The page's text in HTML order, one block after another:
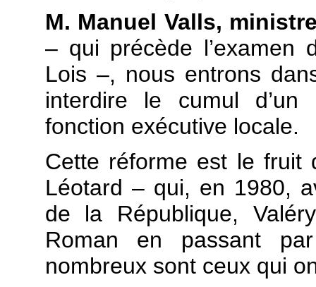
M. Manuel Valls,
– qui précède l’examen
Lois –, nous entrons
interdire le cumul d’un
fonction exécutive locale.
Cette réforme est le fruit
Léotard – qui, en 1980,
de la République,
Roman en passant
nombreux sont ceux qui